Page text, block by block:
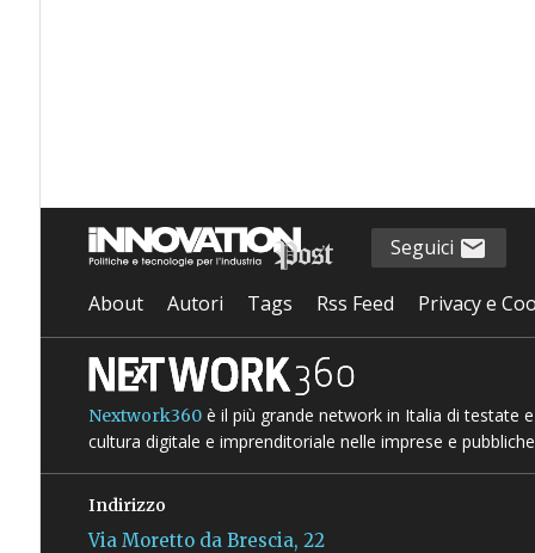
Seguici
About Autori Tags Rss Feed Privacy e
Nextwork360è il più grande network in Italia di testate
cultura digitale e imprenditoriale nelle imprese e
Indirizzo
Via Moretto da Brescia, 22